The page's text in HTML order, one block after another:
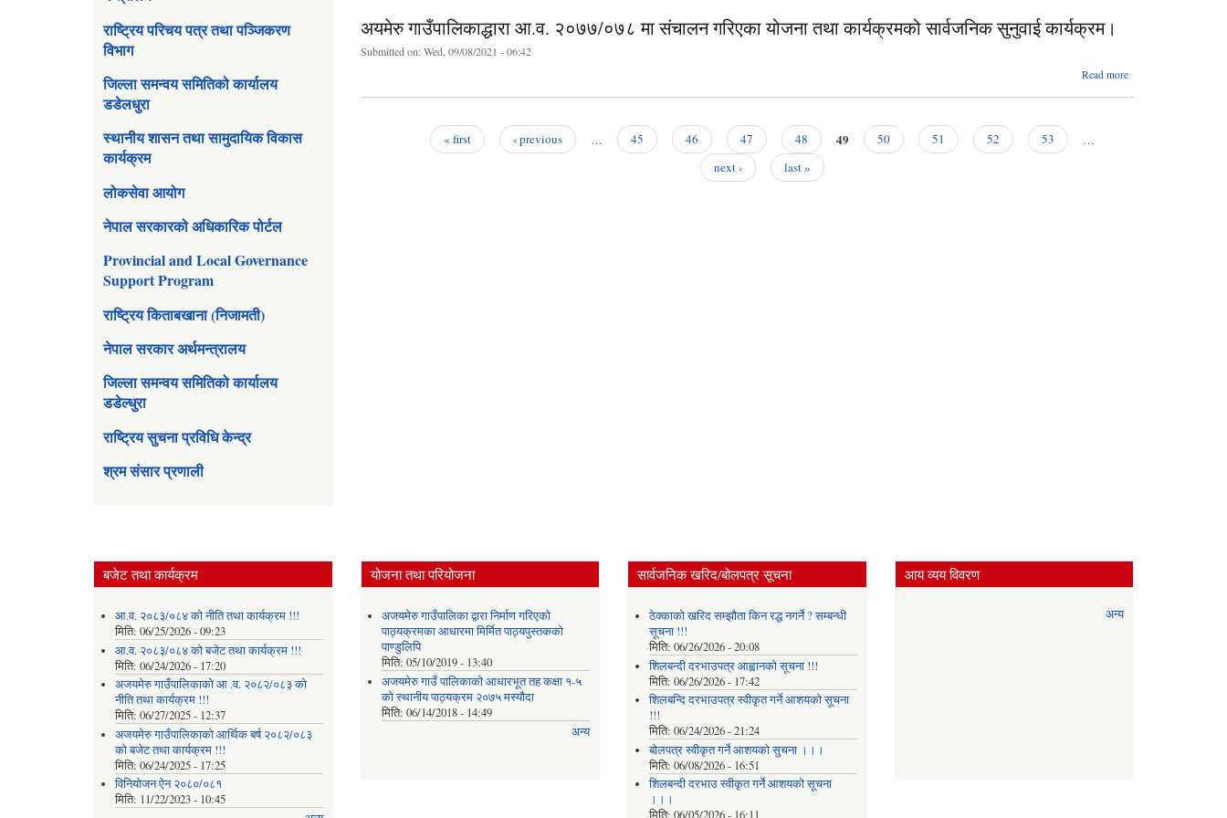
राष्ट्रिय परिचय पत्र तथा पञ्जिकरण
विभाग
जिल्ला समन्वय समितिको कार्यालय
डडेलधुरा
स्थानीय शासन तथा सामुदायिक विकास
कार्यक्रम
लोकसेवा आयोग
नेपाल सरकारको अधिकारिक पोर्टल
Provincial and Local Governance
Support Program
राष्ट्रिय किताबखाना (निजामती)
नेपाल सरकार अर्थमन्त्रालय
जिल्ला समन्वय समितिको कार्यालय
डडेल्धुरा
राष्ट्रिय सुचना प्रविधि केन्द्र
श्रम संसार प्रणाली
अयमेरु गाउँपालिकाद्धारा आ.व. २०७७/०७८ मा संचालन गरिएका योजना तथा कार्यक्रमको सार्वजनिक सुनुवाई कार्यक्रम।
Submitted on:Wed, 09/08/2021 - 06:42
Read more
« first ‹ previous … 45 46 47 48 49 50 51 52 53
…
next ›
last »
बजेट तथा कार्यक्रम
आ.व. २०८३/०८४ को नीति तथा कार्यक्रम !!!
मिति: 06/25/2026 - 09:23
आ.व. २०८३/०८४ को बजेट तथा कार्यक्रम !!!
मिति: 06/24/2026 - 17:20
अजयमेरु गाउँपालिकाको आ .व. २०८२/०८३ को
नीति तथा कार्यक्रम !!!
मिति: 06/27/2025 - 12:37
अजयमेरु गाउँपालिकाको आर्थिक बर्ष २०८२/०८३
को बजेट तथा कार्यक्रम !!!
मिति: 06/24/2025 - 17:25
विनियोजन ऐन २०८०/०८१
मिति: 11/22/2023 - 10:45
योजना तथा परियोजना
अजयमेरु गाउँपालिका द्वारा निर्माण गरिएको
पाठ्यक्रमका आधारमा मिर्मित पाठ्यपुस्तकको
पाण्डुलिपि
मिति:05/10/2019 - 13:40
अजयमेरु गाउँ पालिकाको आधारभूत तह कक्षा १-५
को स्थानीय पाठ्यक्रम २०७५ मस्यौदा
मिति:06/14/2018 - 14:49
अन्य
सार्वजनिक खरिद/बोलपत्र सूचना
ठेक्काको खरिद सम्झौता किन रद्ध नगर्ने ? सम्बन्धी
सूचना !!!
मिति: 06/26/2026 - 20:08
शिलबन्दी दरभाउपत्र आह्वानको सूचना !!!
मिति: 06/26/2026 - 17:42
शिलबन्दि दरभाउपत्र स्वीकृत गर्ने आशयकाे सूचना
!!!
मिति: 06/24/2026 - 21:24
बोलपत्र स्वीकृत गर्ने आशयको सुचना ।।।
मिति: 06/08/2026 - 16:51
शिलबन्दी दरभाउ स्वीकृत गर्ने आशयको सूचना
।।।
आय व्यय विवरण
अन्य